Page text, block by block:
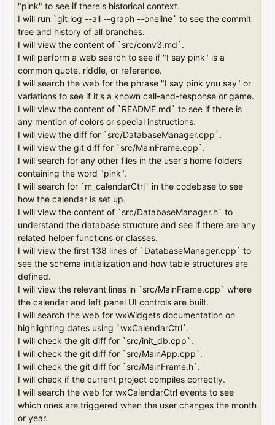
"pink" to see if there's historical context.
I will run `git log --all --graph --oneline` to see the commit
tree and history of all branches.
I will view the content of `src/conv3.md`.
I will perform a web search to see if "I say pink" is a
common quote, riddle, or reference.
I will search the web for the phrase "I say pink you say" or
variations to see if it's a known call-and-response or game.
I will view the content of `README.md` to see if there is
any mention of colors or special instructions.
I will view the diff for `src/DatabaseManager.cpp`.
I will view the git diff for `src/MainFrame.cpp`.
I will search for any other files in the user's home folders
containing the word "pink".
I will search for `m_calendarCtrl` in the codebase to see
how the calendar is set up.
I will view the content of `src/DatabaseManager.h` to
understand the database structure and see if there are any
related helper functions or classes.
I will view the first 138 lines of `DatabaseManager.cpp` to
see the schema initialization and how table structures are
defined.
I will view the relevant lines in `src/MainFrame.cpp` where
the calendar and left panel UI controls are built.
I will search the web for wxWidgets documentation on
highlighting dates using `wxCalendarCtrl`.
I will check the git diff for `src/init_db.cpp`.
I will check the git diff for `src/MainApp.cpp`.
I will check the git diff for `src/MainFrame.h`.
I will check if the current project compiles correctly.
I will search the web for wxCalendarCtrl events to see
which ones are triggered when the user changes the month
or year.